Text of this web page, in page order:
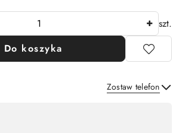
szt.
Do koszyka
Zostaw telefon